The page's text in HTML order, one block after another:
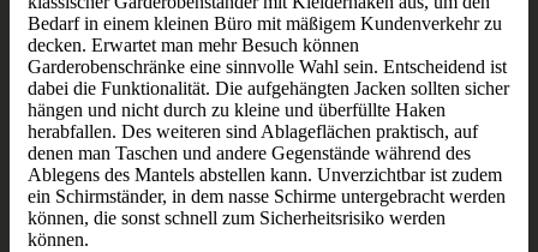
Bedarf in einem kleinen Büro mit mäßigem Kundenverkehr zu
decken. Erwartet man mehr Besuch können
Garderobenschränke eine sinnvolle Wahl sein. Entscheidend ist
dabei die Funktionalität. Die aufgehängten Jacken sollten sicher
hängen und nicht durch zu kleine und überfüllte Haken
herabfallen. Des weiteren sind Ablageflächen praktisch, auf
denen man Taschen und andere Gegenstände während des
Ablegens des Mantels abstellen kann. Unverzichtbar ist zudem
ein Schirmständer, in dem nasse Schirme untergebracht werden
können, die sonst schnell zum Sicherheitsrisiko werden
können.